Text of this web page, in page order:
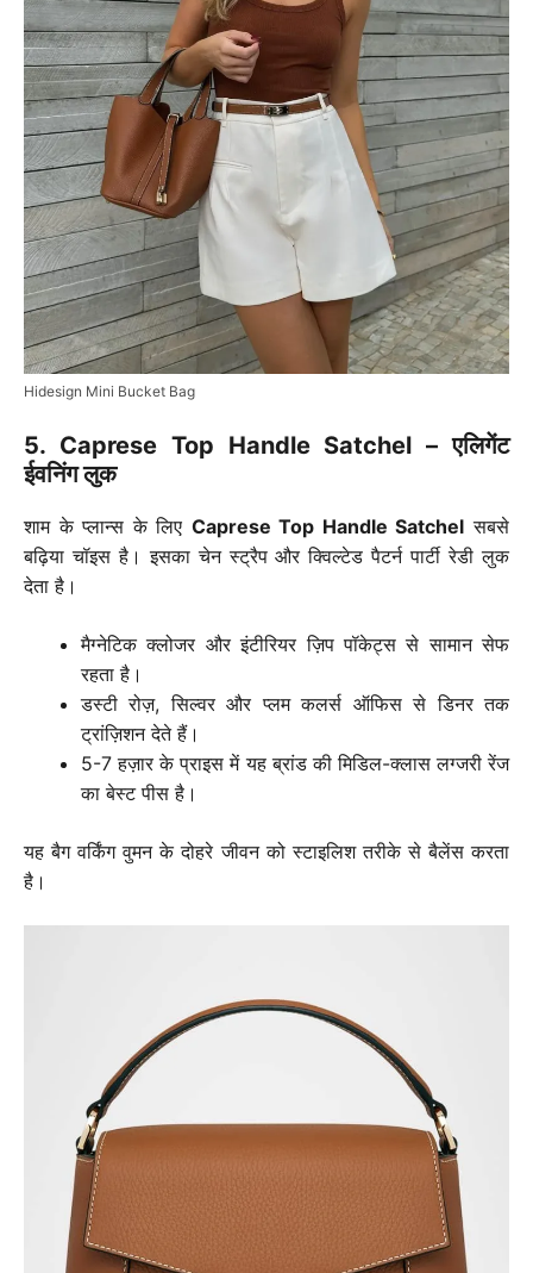
Hidesign Mini Bucket Bag
5. Caprese Top Handle Satchel – एलिगेंट
ईवनिंग लुक
शाम के प्लान्स के लिए Caprese Top Handle Satchel सबसे
बढ़िया चॉइस है। इसका चेन स्ट्रैप और क्विल्टेड पैटर्न पार्टी रेडी लुक
देता है।
मैग्नेटिक क्लोजर और इंटीरियर ज़िप पॉकेट्स से सामान सेफ
रहता है।
डस्टी रोज़, सिल्वर और प्लम कलर्स ऑफिस से डिनर तक
ट्रांज़िशन देते हैं।
5-7 हज़ार के प्राइस में यह ब्रांड की मिडिल-क्लास लग्जरी रेंज
का बेस्ट पीस है।
यह बैग वर्किंग वुमन के दोहरे जीवन को स्टाइलिश तरीके से बैलेंस करता
है।